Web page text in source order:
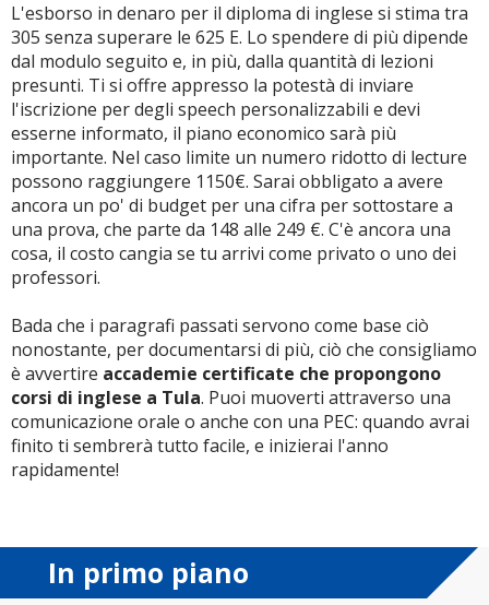
L'esborso in denaro per il diploma di inglese si stima tra
305 senza superare le 625 E. Lo spendere di più dipende
dal modulo seguito e, in più, dalla quantità di lezioni
presunti. Ti si offre appresso la potestà di inviare
l'iscrizione per degli speech personalizzabili e devi
esserne informato, il piano economico sarà più
importante. Nel caso limite un numero ridotto di lecture
possono raggiungere 1150€. Sarai obbligato a avere
ancora un po' di budget per una cifra per sottostare a
una prova, che parte da 148 alle 249 €. C'è ancora una
cosa, il costo cangia se tu arrivi come privato o uno dei
professori.
Bada che i paragrafi passati servono come base ciò
nonostante, per documentarsi di più, ciò che consigliamo
è avvertire accademie certificate che propongono
corsi di inglese a Tula. Puoi muoverti attraverso una
comunicazione orale o anche con una PEC: quando avrai
finito ti sembrerà tutto facile, e inizierai l'anno
rapidamente!
In primo piano